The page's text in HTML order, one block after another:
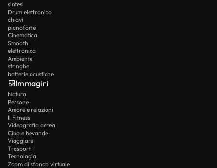
sintesi
Drum elettronico
chiavi
pianoforte
Cinematica
Smooth
elettronica
Ambiente
stringhe
batterie acustiche
Immagini
Natura
Persone
Amore e relazioni
Il Fitness
Videografia aerea
Cibo e bevande
Viaggiare
Trasporti
Tecnologia
Zoom di sfondo virtuale